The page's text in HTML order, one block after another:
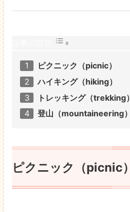
ピクニック（picnic）
ハイキング（hiking）
トレッキング（trekking）
登山（mountaineering）
ピクニック（picnic）